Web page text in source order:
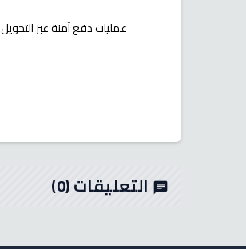
عمليات دفع آمنة عبر
chat التعليقات(0)